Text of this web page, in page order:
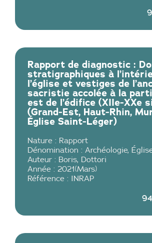
Rapport de diagnostic :
stratigraphiques à
l’église et vestiges de
sacristie accolée à la
est de l’édifice (XIIe-XXe
(Grand-Est, Haut-Rhin,
Église Saint-Léger)
Nature : Rapport
Dénomination : Archéologie,
Auteur : Boris, Dottori
Année : 2021(Mars)
Référence :
INRAP